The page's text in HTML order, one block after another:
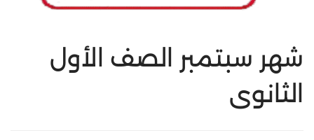
شهر سبتمبر الصف الأول
الثانوى